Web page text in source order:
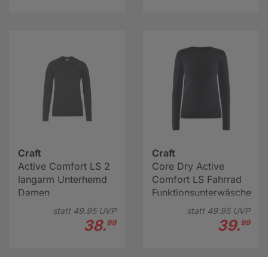
Craft
Active Comfort LS 2
langarm Unterhemd
Damen
statt 49.95UVP
38.99
Craft
Core Dry Active
Comfort LS Fahrrad
Funktionsunterwäsche
statt 49.95UVP
39.99